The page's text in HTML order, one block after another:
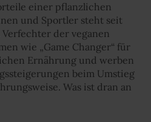
einer pflanzlichen
und Sportler steht seit
der veganen
wie „Game Changer“ für
Ernährung und werben
beim Umstieg
Was ist dran an